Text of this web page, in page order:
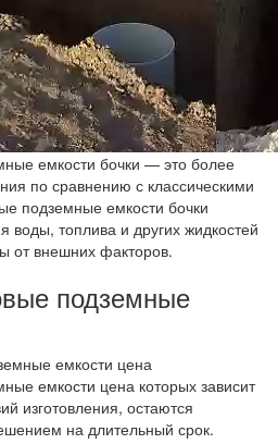
емкости бочки — это более
по сравнению с классическими
подземные емкости бочки
воды, топлива и других жидкостей
от внешних факторов.
подземные
емкости цена которых зависит
изготовления, остаются
на длительный срок.